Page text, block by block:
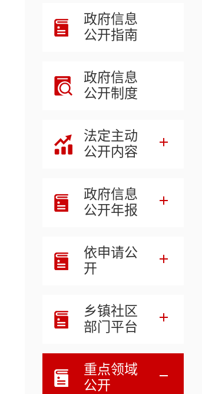
政府信息
公开指南
政府信息
公开制度
法定主动
公开内容
政府信息
公开年报
依申请公
开
乡镇社区
部门平台
重点领域
公开